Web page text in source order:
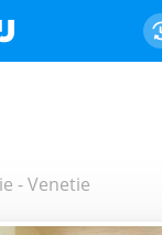
-Venetie